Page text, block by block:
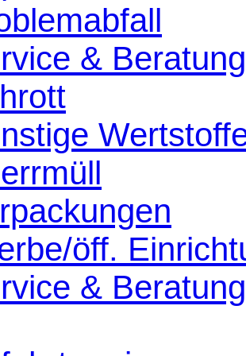
& Beratung
öff.
& Beratung